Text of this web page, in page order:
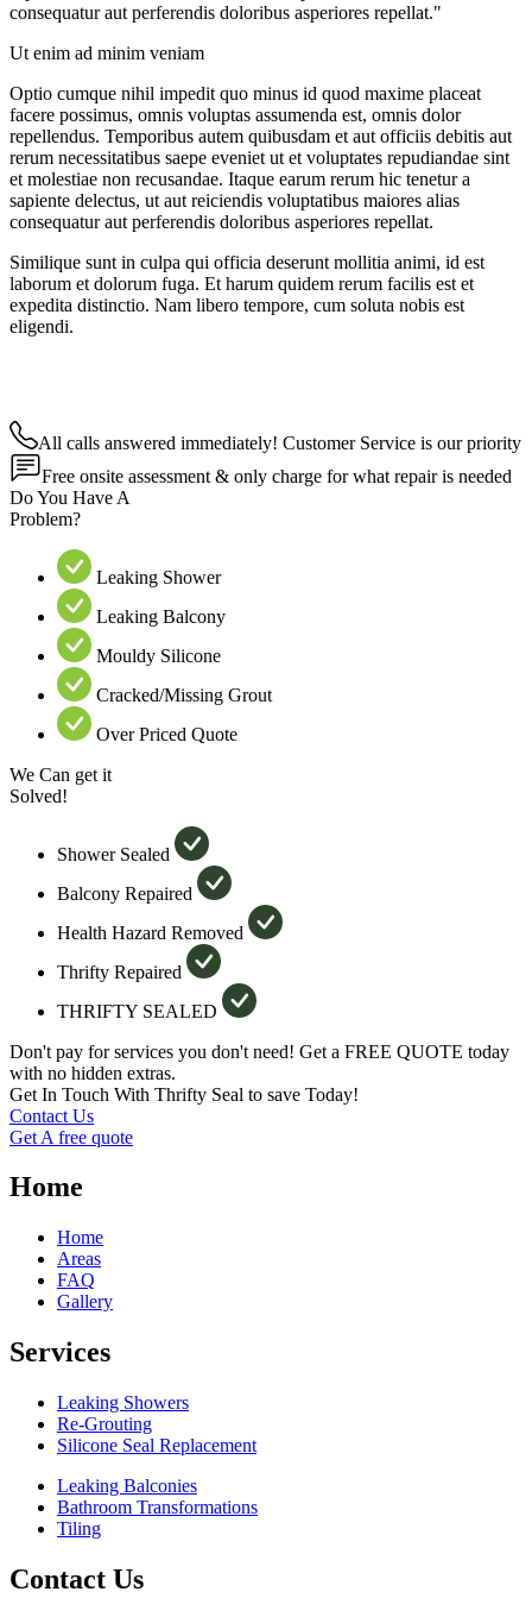
consequatur aut perferendis doloribus asperiores repellat."
Ut enim ad minim veniam
Optio cumque nihil impedit quo minus id quod maxime placeat
facere possimus, omnis voluptas assumenda est, omnis dolor
repellendus. Temporibus autem quibusdam et aut officiis debitis aut
rerum necessitatibus saepe eveniet ut et voluptates repudiandae sint
et molestiae non recusandae. Itaque earum rerum hic tenetur a
sapiente delectus, ut aut reiciendis voluptatibus maiores alias
consequatur aut perferendis doloribus asperiores repellat.
Similique sunt in culpa qui officia deserunt mollitia animi, id est
laborum et dolorum fuga. Et harum quidem rerum facilis est et
expedita distinctio. Nam libero tempore, cum soluta nobis est
eligendi.
All calls answered immediately! Customer Service is our priority
Free onsite assessment & only charge for what repair is needed
Do You Have A
Problem?
Leaking Shower
Leaking Balcony
Mouldy Silicone
Cracked/Missing Grout
Over Priced Quote
We Can get it
Solved!
Shower Sealed
Balcony Repaired
Health Hazard Removed
Thrifty Repaired
THRIFTY SEALED
Don't pay for services you don't need! Get a FREE QUOTE today
with no hidden extras.
Get In Touch With Thrifty Seal to save Today!
Contact Us
Get A free quote
Home
Home
Areas
FAQ
Gallery
Services
Leaking Showers
Re-Grouting
Silicone Seal Replacement
Leaking Balconies
Bathroom Transformations
Tiling
Contact Us